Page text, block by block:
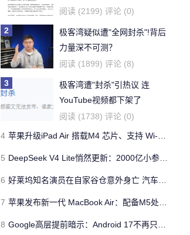
阅读 (2199) 评论 (0)
2
极客湾疑似遭"全网封杀"!背后
力量深不可测？
阅读 (1899) 评论 (8)
3
极客湾遭"封杀"引热议 连
YouTube视频都下架了
阅读 (1738) 评论 (0)
4 苹果升级iPad Air 搭载M4 芯片、支持 Wi‑Fi 7 售价不变
5 DeepSeek V4 Lite悄然更新：2000亿小参数性能逼近美国顶流
6 好莱坞知名演员在自家谷仓意外身亡 汽车搭电时突然自燃
7 苹果发布新一代 MacBook Air：配备M5处理器 性能、存储与 AI 全面升级 ​
8 Google高层提前暗示：Android 17不再只是操作系统